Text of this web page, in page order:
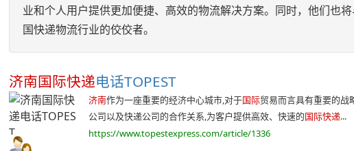
业和个人用户提供更加便捷、高效的物流解决方案。同时，他们也
国快递物流行业的佼佼者。
济南国际快递电话TOPEST
济南作为一座重要的经济中心城市,对于国际贸易而言具有重要的战
公司以及快递公司的合作关系,为客户提供高效、快速的国际快递...
https://www.topestexpress.com/article/1336